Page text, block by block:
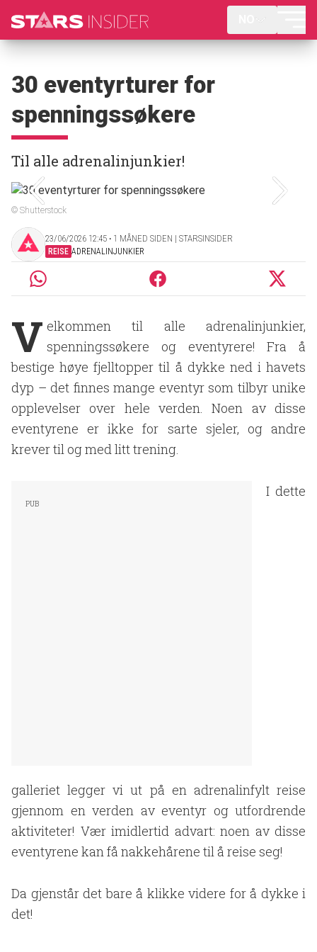
30 eventyrturer for
spenningssøkere
Til alle adrenalinjunkier!
© Shutterstock
23/06/2026 12:45 ‧ 1 MÅNED SIDEN | STARSINSIDER
REISE ADRENALINJUNKIER
V elkommen til alle adrenalinjunkier,
spenningssøkere og eventyrere! Fra å
bestige høye fjelltopper til å dykke ned i havets
dyp – det finnes mange eventyr som tilbyr unike
opplevelser over hele verden. Noen av disse
eventyrene er ikke for sarte sjeler, og andre
krever til og med litt trening.
I dette
galleriet legger vi ut på en adrenalinfylt reise
gjennom en verden av eventyr og utfordrende
aktiviteter! Vær imidlertid advart: noen av disse
eventyrene kan få nakkehårene til å reise seg!
Da gjenstår det bare å klikke videre for å dykke i
det!